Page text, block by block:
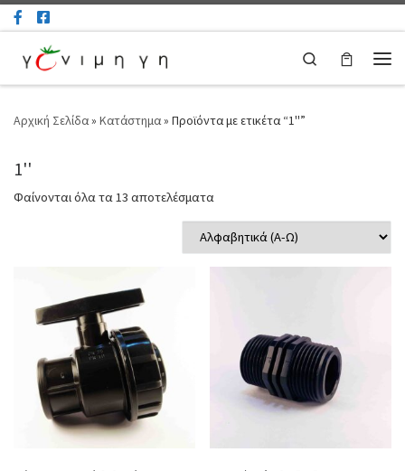
Μετάβαση στο περιεχόμενο
Search
Αρχική Σελίδα» Κατάστημα» Προϊόντα με ετικέτα “1''”
1''
Φαίνονται όλα τα 13 αποτελέσματα